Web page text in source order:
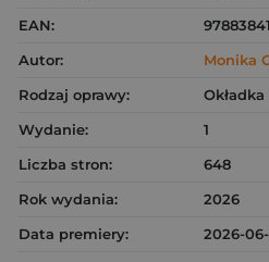
EAN:
Autor:
Monika
Rodzaj oprawy:
Wydanie:
1
Liczba stron:
648
Rok wydania:
2026
Data premiery:
2026-06-